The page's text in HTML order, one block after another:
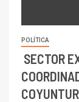
POLÍTICA
SECTOR